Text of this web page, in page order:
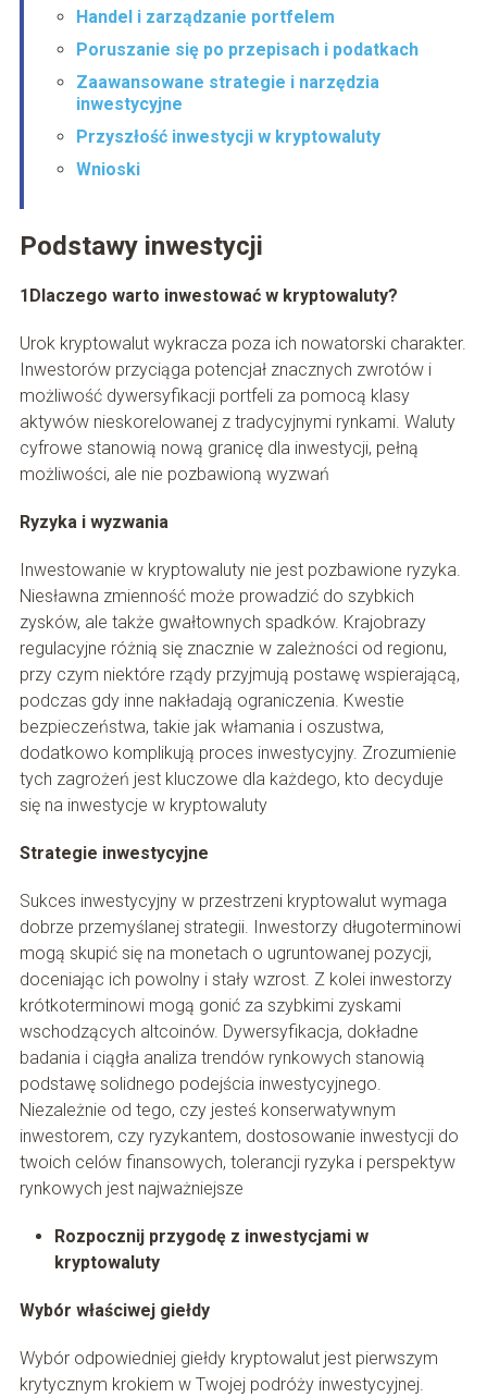
Handel i zarządzanie portfelem
Poruszanie się po przepisach i podatkach
Zaawansowane strategie i narzędzia
inwestycyjne
Przyszłość inwestycji w kryptowaluty
Wnioski
Podstawy inwestycji
1Dlaczego warto inwestować w kryptowaluty?
Urok kryptowalut wykracza poza ich nowatorski charakter.
Inwestorów przyciąga potencjał znacznych zwrotów i
możliwość dywersyfikacji portfeli za pomocą klasy
aktywów nieskorelowanej z tradycyjnymi rynkami. Waluty
cyfrowe stanowią nową granicę dla inwestycji, pełną
możliwości, ale nie pozbawioną wyzwań
Ryzyka i wyzwania
Inwestowanie w kryptowaluty nie jest pozbawione ryzyka.
Niesławna zmienność może prowadzić do szybkich
zysków, ale także gwałtownych spadków. Krajobrazy
regulacyjne różnią się znacznie w zależności od regionu,
przy czym niektóre rządy przyjmują postawę wspierającą,
podczas gdy inne nakładają ograniczenia. Kwestie
bezpieczeństwa, takie jak włamania i oszustwa,
dodatkowo komplikują proces inwestycyjny. Zrozumienie
tych zagrożeń jest kluczowe dla każdego, kto decyduje
się na inwestycje w kryptowaluty
Strategie inwestycyjne
Sukces inwestycyjny w przestrzeni kryptowalut wymaga
dobrze przemyślanej strategii. Inwestorzy długoterminowi
mogą skupić się na monetach o ugruntowanej pozycji,
doceniając ich powolny i stały wzrost. Z kolei inwestorzy
krótkoterminowi mogą gonić za szybkimi zyskami
wschodzących altcoinów. Dywersyfikacja, dokładne
badania i ciągła analiza trendów rynkowych stanowią
podstawę solidnego podejścia inwestycyjnego.
Niezależnie od tego, czy jesteś konserwatywnym
inwestorem, czy ryzykantem, dostosowanie inwestycji do
twoich celów finansowych, tolerancji ryzyka i perspektyw
rynkowych jest najważniejsze
Rozpocznij przygodę z inwestycjami w
kryptowaluty
Wybór właściwej giełdy
Wybór odpowiedniej giełdy kryptowalut jest pierwszym
krytycznym krokiem w Twojej podróży inwestycyjnej.